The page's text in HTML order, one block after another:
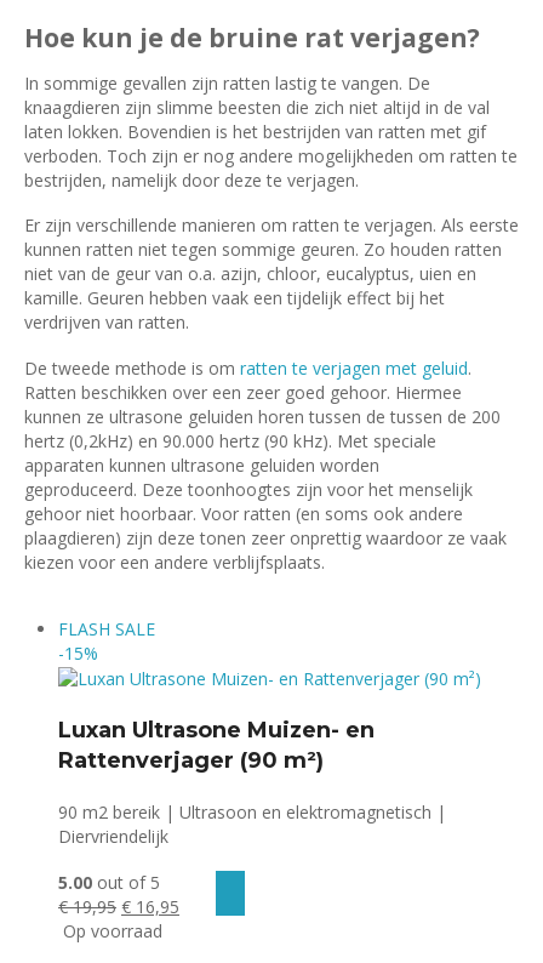
Hoe kun je de bruine rat verjagen?
In sommige gevallen zijn ratten lastig te vangen. De
knaagdieren zijn slimme beesten die zich niet altijd in de val
laten lokken. Bovendien is het bestrijden van ratten met gif
verboden. Toch zijn er nog andere mogelijkheden om ratten te
bestrijden, namelijk door deze te verjagen.
Er zijn verschillende manieren om ratten te verjagen. Als eerste
kunnen ratten niet tegen sommige geuren. Zo houden ratten
niet van de geur van o.a. azijn, chloor, eucalyptus, uien en
kamille. Geuren hebben vaak een tijdelijk effect bij het
verdrijven van ratten.
De tweede methode is om ratten te verjagen met geluid.
Ratten beschikken over een zeer goed gehoor. Hiermee
kunnen ze ultrasone geluiden horen tussen de tussen de 200
hertz (0,2kHz) en 90.000 hertz (90 kHz). Met speciale
apparaten kunnen ultrasone geluiden worden
geproduceerd. Deze toonhoogtes zijn voor het menselijk
gehoor niet hoorbaar. Voor ratten (en soms ook andere
plaagdieren) zijn deze tonen zeer onprettig waardoor ze vaak
kiezen voor een andere verblijfsplaats.
FLASH SALE
-15%
Luxan Ultrasone Muizen- en
Rattenverjager (90 m²)
90 m2 bereik | Ultrasoon en elektromagnetisch |
Diervriendelijk
5.00 out of 5
€19,95 Oorspronkelijke
prijs
€ 16,95
Op voorraad